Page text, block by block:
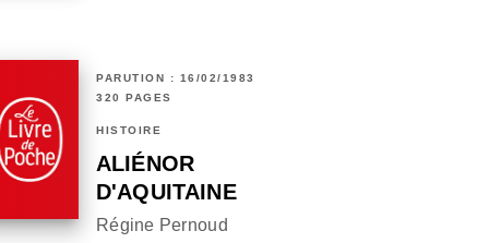
PARUTION : 16/02/1983
320 PAGES
HISTOIRE
ALIÉNOR
D'AQUITAINE
Régine Pernoud